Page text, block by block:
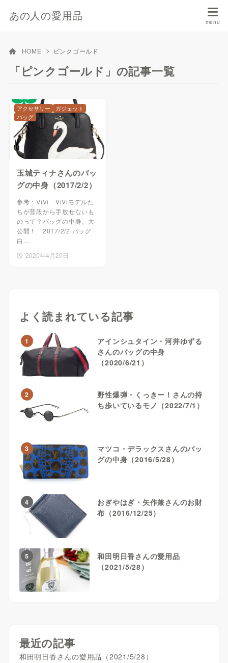
あの人の愛用品
HOME ピンクゴールド
「ピンクゴールド」の記事一覧
玉城ティナさんのバッ
グの中身（2017/2/2）
参考：ViVi ViViモデルた
ちが普段から手放せないも
のって？バッグの中身、大
公開！ 2017/2/2 バッグ
白…
2020年4月20日
アクセサリー
ガジェット
バッグ
よく読まれている記事
1
アインシュタイン・河井ゆずる
さんのバッグの中身
（2020/6/21）
2
野性爆弾・くっきー！さんの持
ち歩いているモノ（2022/7/1）
3
マツコ・デラックスさんのバッ
グの中身（2016/5/28）
4
おぎやはぎ・矢作兼さんのお財
布（2016/12/25）
5
和田明日香さんの愛用品
（2021/5/28）
最近の記事
和田明日香さんの愛用品（2021/5/28）